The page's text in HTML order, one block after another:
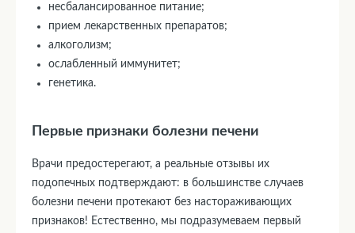
несбалансированное питание;
прием лекарственных препаратов;
алкоголизм;
ослабленный иммунитет;
генетика.
Первые признаки болезни печени
Врачи предостерегают, а реальные отзывы их
подопечных подтверждают: в большинстве случаев
болезни печени протекают без настораживающих
признаков! Естественно, мы подразумеваем первый